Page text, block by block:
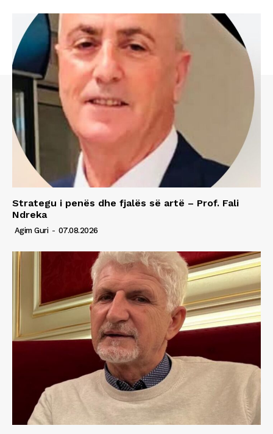
Strategu i penës dhe fjalës së artë – Prof. Fali
Ndreka
Agim Guri - 07.08.2026